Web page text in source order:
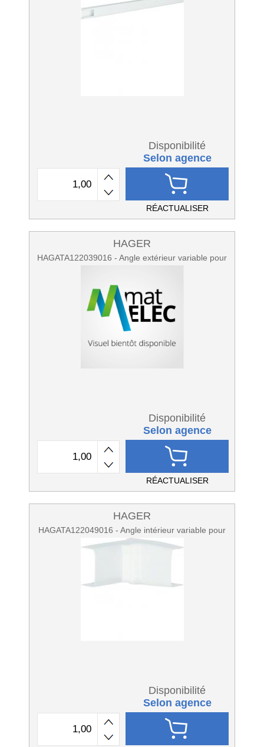
Disponibilité
Selon agence
RÉACTUALISER
HAGER
HAGATA122039016 - Angle extérieur variable pour
Disponibilité
Selon agence
RÉACTUALISER
HAGER
HAGATA122049016 - Angle intérieur variable pour
Disponibilité
Selon agence